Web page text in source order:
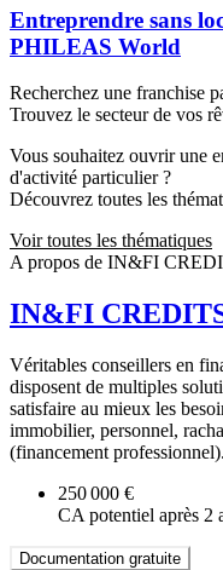
Entreprendre sans
PHILEAS World
Recherchez une franchise
Trouvez le secteur de vos
Vous souhaitez ouvrir une
d'activité particulier ?
Découvrez toutes les
Voir toutes les thématiques
A propos de IN&FI
IN&FI
Véritables conseillers en
disposent de multiples
satisfaire au mieux les
immobilier, personnel,
(financement professionnel).
250 000 €
CA potentiel après 2
Documentation gratuite